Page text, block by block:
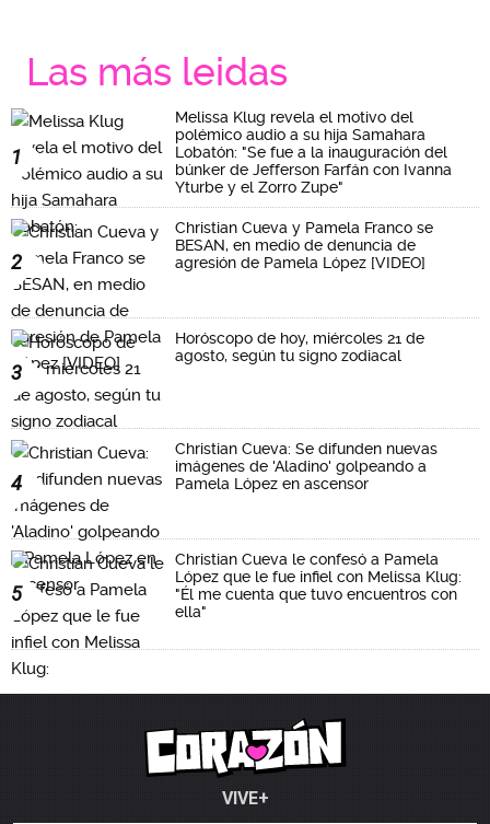
Las más leidas
1
Melissa Klug revela el motivo del
polémico audio a su hija Samahara
Lobatón: "Se fue a la inauguración del
búnker de Jefferson Farfán con Ivanna
Yturbe y el Zorro Zupe"
2
Christian Cueva y Pamela Franco se
BESAN, en medio de denuncia de
agresión de Pamela López [VIDEO]
3
Horóscopo de hoy, miércoles 21 de
agosto, según tu signo zodiacal
4
Christian Cueva: Se difunden nuevas
imágenes de 'Aladino' golpeando a
Pamela López en ascensor
5
Christian Cueva le confesó a Pamela
López que le fue infiel con Melissa Klug:
"Él me cuenta que tuvo encuentros con
ella"
VIVE+